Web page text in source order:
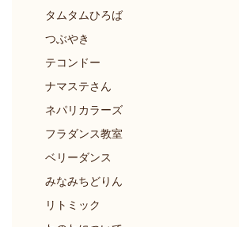
タムタムひろば
つぶやき
テコンドー
ナマステさん
ネパリカラーズ
フラダンス教室
ベリーダンス
みなみちどりん
リトミック